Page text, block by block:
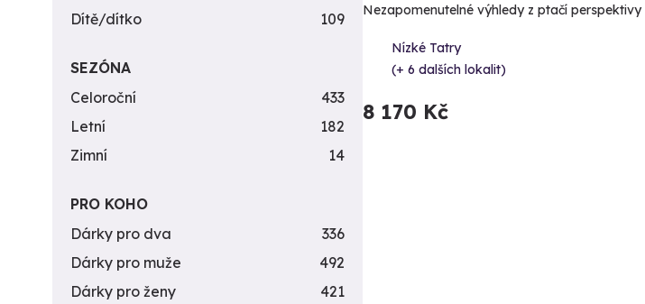
Nezapomenutelné výhledy z ptačí perspektivy
Nízké Tatry
(+ 6 dalších lokalit)
8 170 Kč
Dítě/dítko
109
SEZÓNA
Celoroční
433
Letní
182
Zimní
14
PRO KOHO
Dárky pro dva
336
Dárky pro muže
492
Dárky pro ženy
421